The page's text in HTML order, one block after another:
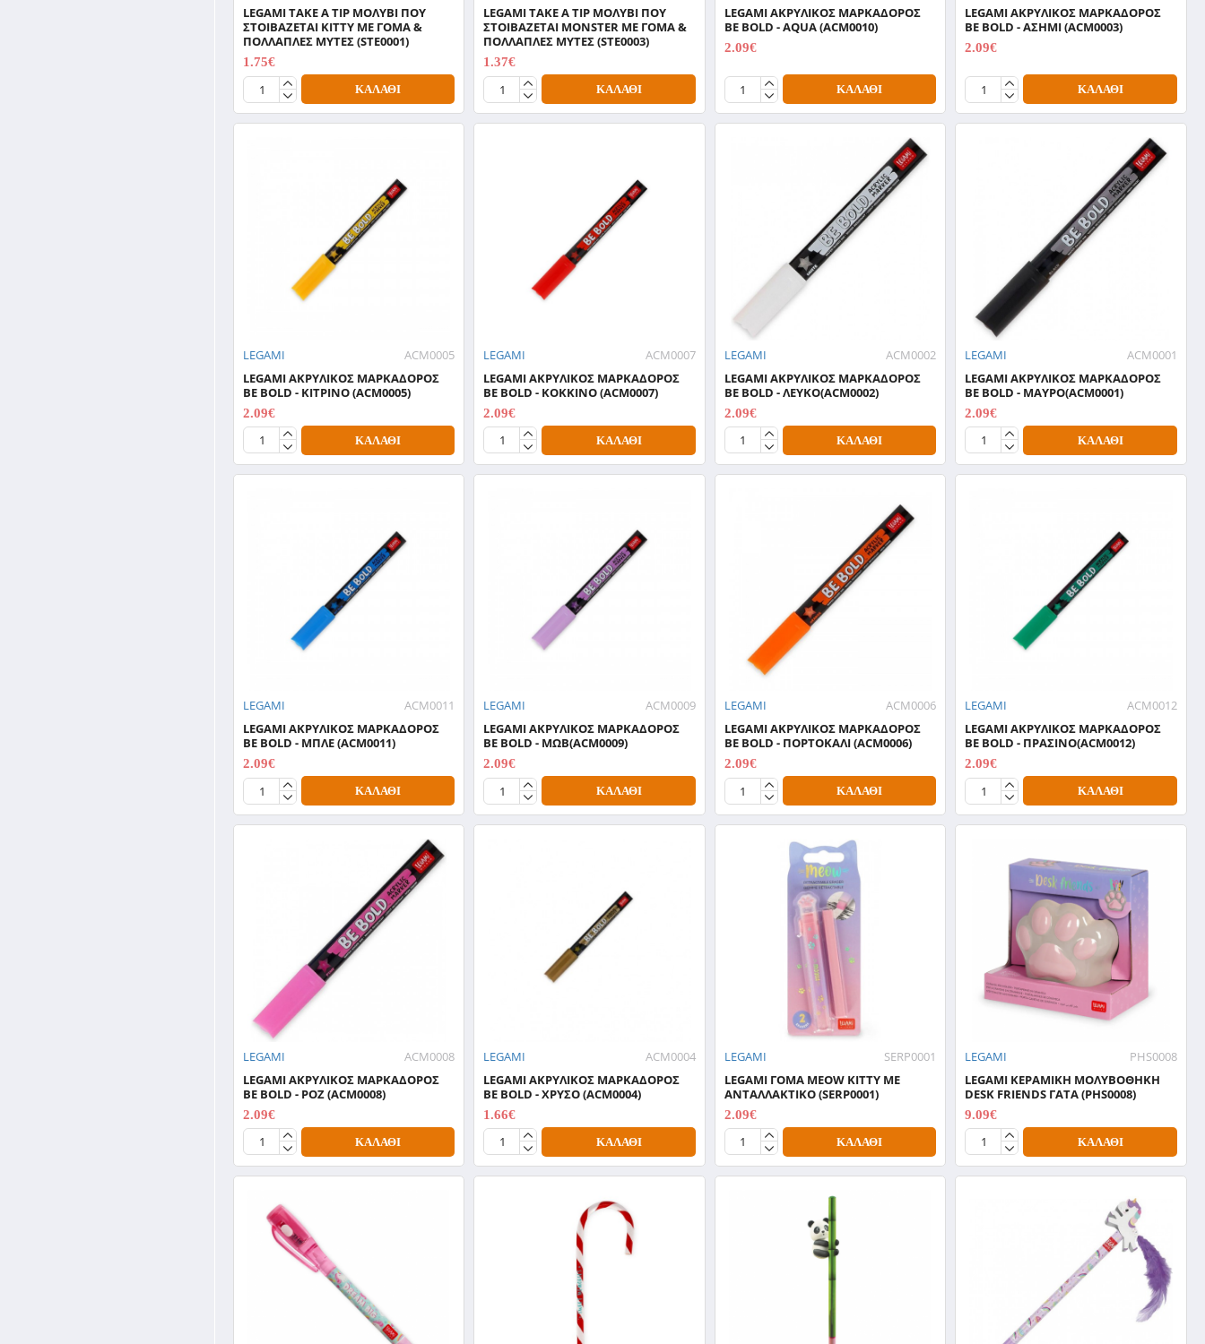
LEGAMI TAKE A TIP ΜΟΛΥΒΙ ΠΟΥ
ΣΤΟΙΒΑΖΕΤΑΙ KITTY ΜΕ ΓΟΜΑ &
ΠΟΛΛΑΠΛΕΣ ΜΥΤΕΣ (STE0001)
1.75€
ΚΑΛΆΘΙ
LEGAMI TAKE A TIP ΜΟΛΥΒΙ ΠΟΥ
ΣΤΟΙΒΑΖΕΤΑΙ MONSTER ΜΕ ΓΟΜΑ &
ΠΟΛΛΑΠΛΕΣ ΜΥΤΕΣ (STE0003)
1.37€
ΚΑΛΆΘΙ
LEGAMI ΑΚΡΥΛΙΚΟΣ ΜΑΡΚΑΔΟΡΟΣ
BE BOLD - AQUA (ACM0010)
2.09€
ΚΑΛΆΘΙ
LEGAMI ΑΚΡΥΛΙΚΟΣ ΜΑΡΚΑΔΟΡΟΣ
BE BOLD - ΑΣΗΜΙ (ACM0003)
2.09€
ΚΑΛΆΘΙ
LEGAMI
ACM0005
LEGAMI ΑΚΡΥΛΙΚΟΣ ΜΑΡΚΑΔΟΡΟΣ
BE BOLD - ΚΙΤΡΙΝΟ (ACM0005)
2.09€
ΚΑΛΆΘΙ
LEGAMI
ACM0007
LEGAMI ΑΚΡΥΛΙΚΟΣ ΜΑΡΚΑΔΟΡΟΣ
BE BOLD - ΚΟΚΚΙΝΟ (ACM0007)
2.09€
ΚΑΛΆΘΙ
LEGAMI
ACM0002
LEGAMI ΑΚΡΥΛΙΚΟΣ ΜΑΡΚΑΔΟΡΟΣ
BE BOLD - ΛΕΥΚΟ(ACM0002)
2.09€
ΚΑΛΆΘΙ
LEGAMI
ACM0001
LEGAMI ΑΚΡΥΛΙΚΟΣ ΜΑΡΚΑΔΟΡΟΣ
BE BOLD - ΜΑΥΡΟ(ACM0001)
2.09€
ΚΑΛΆΘΙ
LEGAMI
ACM0011
LEGAMI ΑΚΡΥΛΙΚΟΣ ΜΑΡΚΑΔΟΡΟΣ
BE BOLD - ΜΠΛΕ (ACM0011)
2.09€
ΚΑΛΆΘΙ
LEGAMI
ACM0009
LEGAMI ΑΚΡΥΛΙΚΟΣ ΜΑΡΚΑΔΟΡΟΣ
BE BOLD - ΜΩΒ(ACM0009)
2.09€
ΚΑΛΆΘΙ
LEGAMI
ACM0006
LEGAMI ΑΚΡΥΛΙΚΟΣ ΜΑΡΚΑΔΟΡΟΣ
BE BOLD - ΠΟΡΤΟΚΑΛΙ (ACM0006)
2.09€
ΚΑΛΆΘΙ
LEGAMI
ACM0012
LEGAMI ΑΚΡΥΛΙΚΟΣ ΜΑΡΚΑΔΟΡΟΣ
BE BOLD - ΠΡΑΣΙΝΟ(ACM0012)
2.09€
ΚΑΛΆΘΙ
LEGAMI
ACM0008
LEGAMI ΑΚΡΥΛΙΚΟΣ ΜΑΡΚΑΔΟΡΟΣ
BE BOLD - ΡΟΖ (ACM0008)
2.09€
ΚΑΛΆΘΙ
LEGAMI
ACM0004
LEGAMI ΑΚΡΥΛΙΚΟΣ ΜΑΡΚΑΔΟΡΟΣ
BE BOLD - ΧΡΥΣΟ (ACM0004)
1.66€
ΚΑΛΆΘΙ
LEGAMI
SERP0001
LEGAMI ΓΟΜΑ MEOW KITTY ΜΕ
ΑΝΤΑΛΛΑΚΤΙΚΟ (SERP0001)
2.09€
ΚΑΛΆΘΙ
LEGAMI
PHS0008
LEGAMI ΚΕΡΑΜΙΚΗ ΜΟΛΥΒΟΘΗΚΗ
DESK FRIENDS ΓΑΤΑ (PHS0008)
9.09€
ΚΑΛΆΘΙ